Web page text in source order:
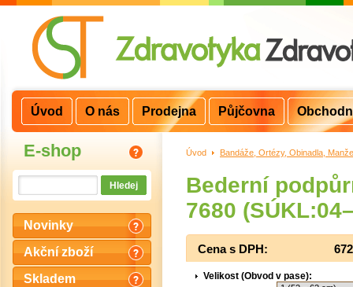
E-shop
Novinky
Akční zboží
Skladem
Úvod > Bandáže, Ortézy, Obinadla,
Bederní
7680
Cena s DPH:
Velikost (Obvod v pase):
Úvod O nás Prodejna Půjčovna